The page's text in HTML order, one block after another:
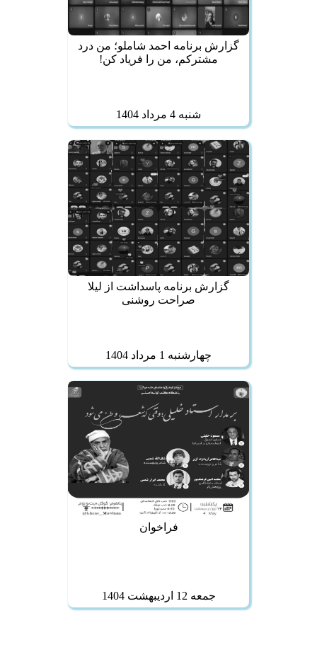
گزارش برنامه احمد شاملو؛ من درد
مشترکم، من را فریاد کن!
شنبه 4 مرداد 1404
گزارش برنامه پاسداشت از لیلا
صراحت روشنی
چهارشنبه 1 مرداد 1404
فراخوان
جمعه 12 ارديبهشت 1404